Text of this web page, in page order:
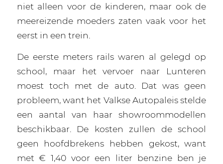
niet alleen voor de kinderen, maar ook de
meereizende moeders zaten vaak voor het
eerst in een trein.
De eerste meters rails waren al gelegd op
school, maar het vervoer naar Lunteren
moest toch met de auto. Dat was geen
probleem, want het Valkse Autopaleis stelde
een aantal van haar showroommodellen
beschikbaar. De kosten zullen de school
geen hoofdbrekens hebben gekost, want
met € 1,40 voor een liter benzine ben je